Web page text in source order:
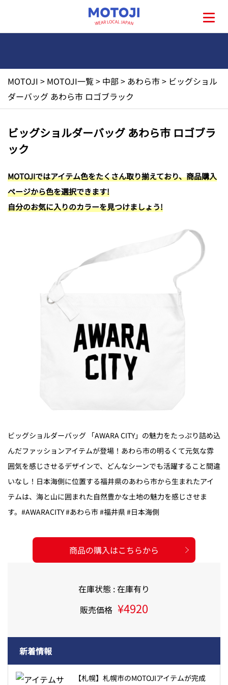
HOME
お問い合わせ
MOTOJI > MOTOJI一覧> 中部> あわら市> ビッグショル
ダーバッグ あわら市 ロゴブラック
新着情報
【札幌】札幌市のMOTOJIアイテムが完成
ビッグショルダーバッグ あわら市 ロゴブラ
ック
MOTOJIではアイテム色をたくさん取り揃えており、商品購入
ページから色を選択できます!
自分のお気に入りのカラーを見つけましょう!
ビッグショルダーバッグ 「AWARA CITY」の魅力をたっぷり詰め込
んだファッションアイテムが登場！あわら市の明るくて元気な雰
囲気を感じさせるデザインで、どんなシーンでも活躍すること間違
いなし！日本海側に位置する福井県のあわら市から生まれたアイ
テムは、海と山に囲まれた自然豊かな土地の魅力を感じさせま
す。#AWARACITY #あわら市 #福井県 #日本海側
商品の購入はこちらから
在庫状態 : 在庫有り
販売価格 ¥4920